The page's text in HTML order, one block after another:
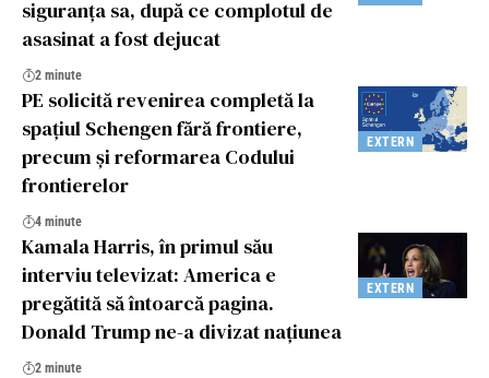
siguranța sa, după ce complotul de
asasinat a fost dejucat
2 minute
EXTERN
PE solicită revenirea completă la
spațiul Schengen fără frontiere,
precum și reformarea Codului
frontierelor
4 minute
EXTERN
Kamala Harris, în primul său
interviu televizat: America e
pregătită să întoarcă pagina.
Donald Trump ne-a divizat naţiunea
2 minute